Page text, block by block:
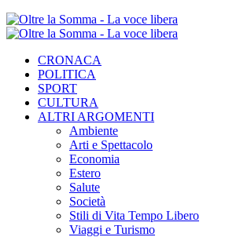
CRONACA
POLITICA
SPORT
CULTURA
ALTRI ARGOMENTI
Ambiente
Arti e Spettacolo
Economia
Estero
Salute
Società
Stili di Vita Tempo Libero
Viaggi e Turismo